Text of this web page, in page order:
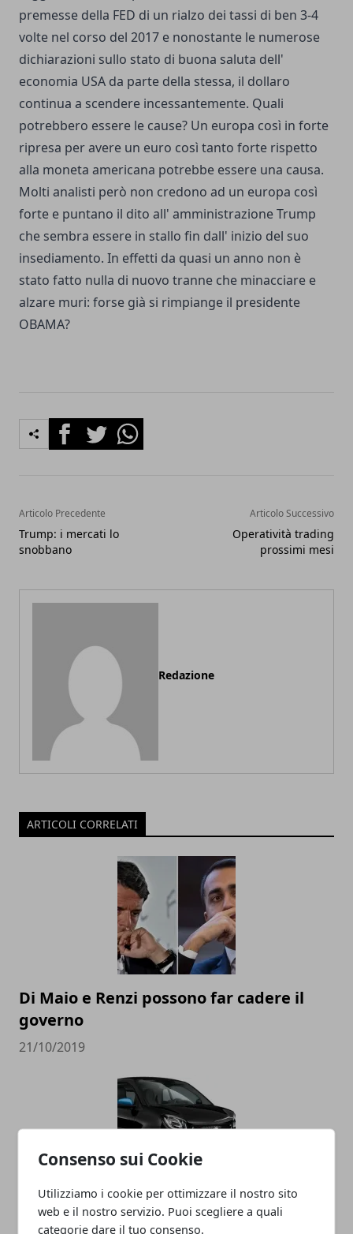
Consenso sui Cookie
Utilizziamo i cookie per ottimizzare il nostro sito
web e il nostro servizio. Puoi scegliere a quali
categorie dare il tuo consenso.
premesse della FED di un rialzo dei tassi di ben 3-4
volte nel corso del 2017 e nonostante le numerose
dichiarazioni sullo stato di buona saluta dell'
economia USA da parte della stessa, il dollaro
continua a scendere incessantemente. Quali
potrebbero essere le cause? Un europa così in forte
ripresa per avere un euro così tanto forte rispetto
alla moneta americana potrebbe essere una causa.
Molti analisti però non credono ad un europa così
forte e puntano il dito all' amministrazione Trump
che sembra essere in stallo fin dall' inizio del suo
insediamento. In effetti da quasi un anno non è
stato fatto nulla di nuovo tranne che minacciare e
alzare muri: forse già si rimpiange il presidente
OBAMA?
FacebookTwitterWhatsapp
Articolo Precedente
Trump: i mercati lo
snobbano
Articolo Successivo
Operatività trading
prossimi mesi
Redazione
ARTICOLI CORRELATI
Di Maio e Renzi possono far cadere il
governo
21/10/2019
La Smart diventa cinese, addio alla